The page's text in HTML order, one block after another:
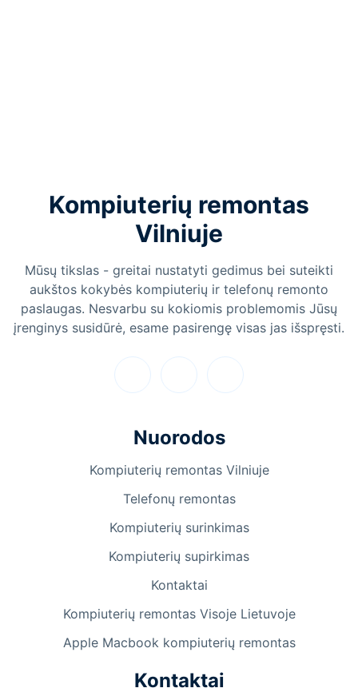
Kompiuterių remontas
Vilniuje
Mūsų tikslas - greitai nustatyti gedimus bei suteikti
aukštos kokybės kompiuterių ir telefonų remonto
paslaugas. Nesvarbu su kokiomis problemomis Jūsų
įrenginys susidūrė, esame pasirengę visas jas išspręsti.
Nuorodos
Kompiuterių remontas Vilniuje
Telefonų remontas
Kompiuterių surinkimas
Kompiuterių supirkimas
Kontaktai
Kompiuterių remontas Visoje Lietuvoje
Apple Macbook kompiuterių remontas
Kontaktai